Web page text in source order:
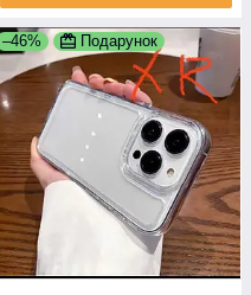
–46% Подарунок